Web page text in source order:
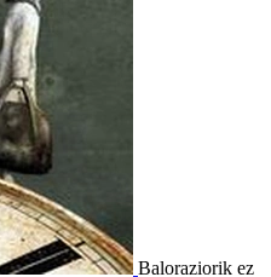
Baloraziorik ez